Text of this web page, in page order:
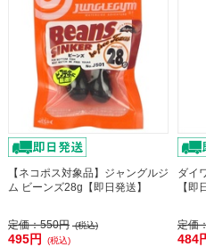
【ネコポス対象品】ジャングルジ
ム ビーンズ28g【即日発送】
定価：550円 (税込)
495円 (税込)
ダイ
【即
定価
484